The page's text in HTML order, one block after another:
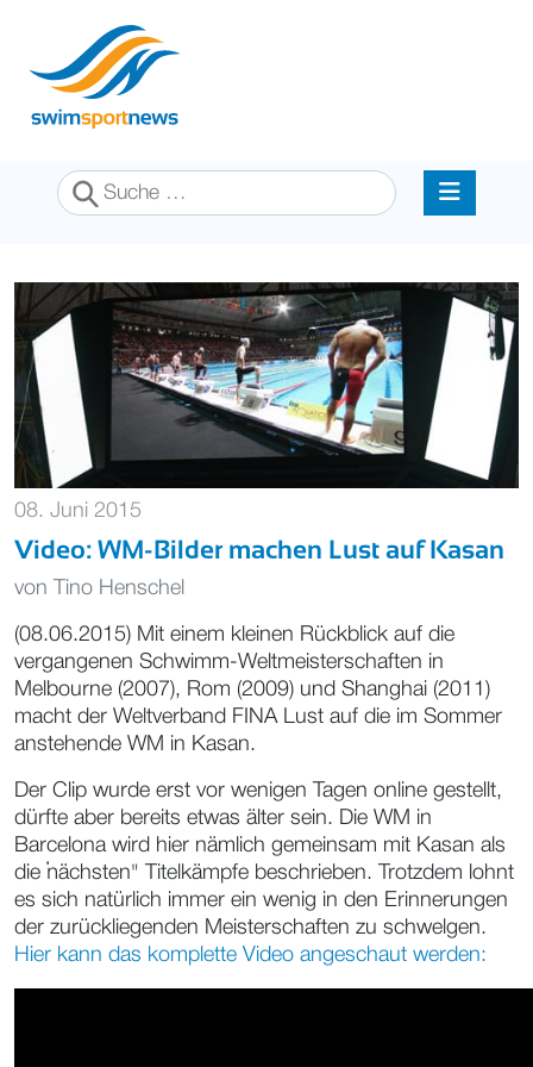
Suchen
08. Juni 2015
Video: WM-Bilder machen Lust auf Kasan
von Tino Henschel
(08.06.2015) Mit einem kleinen Rückblick auf die
vergangenen Schwimm-Weltmeisterschaften in
Melbourne (2007), Rom (2009) und Shanghai (2011)
macht der Weltverband FINA Lust auf die im Sommer
anstehende WM in Kasan.
Der Clip wurde erst vor wenigen Tagen online gestellt,
dürfte aber bereits etwas älter sein. Die WM in
Barcelona wird hier nämlich gemeinsam mit Kasan als
die "nächsten" Titelkämpfe beschrieben. Trotzdem lohnt
es sich natürlich immer ein wenig in den Erinnerungen
der zurückliegenden Meisterschaften zu schwelgen.
Hier kann das komplette Video angeschaut werden: